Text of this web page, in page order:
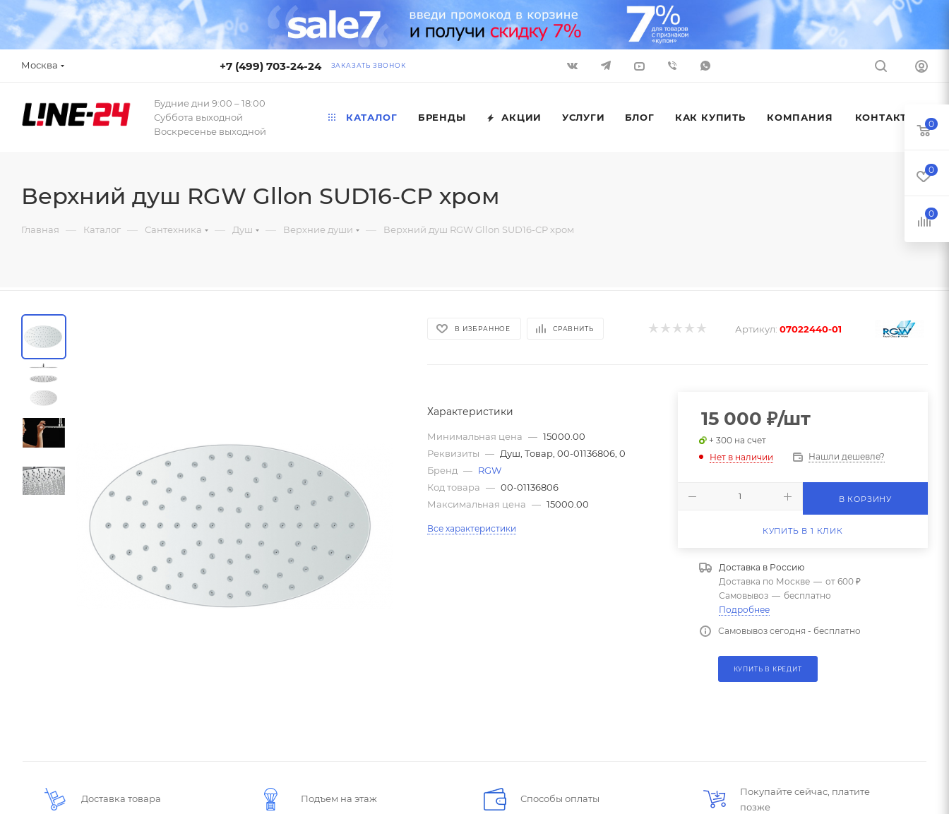
Москва +7 (499) 703-24-24 ЗАКАЗАТЬ ЗВОНОК
Будние дни 9:00 – 18:00
Суббота выходной
Воскресенье выходной
КАТАЛОГ БРЕНДЫ АКЦИИ УСЛУГИ БЛОГ КАК КУПИТЬ КОМПАНИЯ КОНТАКТЫ
Верхний душ RGW Gllon SUD16-CP хром
Главная — Каталог — Сантехника — Душ — Верхние души — Верхний душ RGW Gllon SUD16-CP хром
В ИЗБРАННОЕ СРАВНИТЬ Артикул: 07022440-01
Характеристики
Минимальная цена — 15000.00
Реквизиты — Душ, Товар, 00-01136806, 0
Бренд — RGW
Код товара — 00-01136806
Максимальная цена — 15000.00
Все характеристики
15 000 ₽/шт
+ 300 на счет
Нет в наличии
Нашли дешевле?
В КОРЗИНУ
КУПИТЬ В 1 КЛИК
Доставка в Россию
Доставка по Москве — от 600 ₽
Самовывоз — бесплатно
Подробнее
Самовывоз сегодня - бесплатно
КУПИТЬ В КРЕДИТ
Доставка товара Подъем на этаж Способы оплаты
Покупайте сейчас, платите
позже
0
0
0